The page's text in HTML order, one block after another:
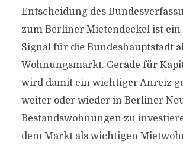
Entscheidung des
zum Berliner Mietendeckel ist ein
Signal für die Bundeshauptstadt
Wohnungsmarkt. Gerade für
wird damit ein wichtiger Anreiz
weiter oder wieder in Berliner
Bestandswohnungen zu
dem Markt als wichtigen